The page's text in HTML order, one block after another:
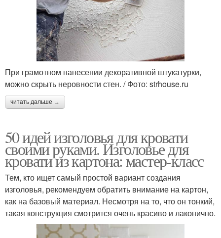
При грамотном нанесении декоративной штукатурки,
можно скрыть неровности стен. / Фото: strhouse.ru
читать дальше →
50 идей изголовья для кровати
своими руками. Изголовье для
кровати из картона: мастер-класс
Тем, кто ищет самый простой вариант создания
изголовья, рекомендуем обратить внимание на картон,
как на базовый материал. Несмотря на то, что он тонкий,
такая конструкция смотрится очень красиво и лаконично.